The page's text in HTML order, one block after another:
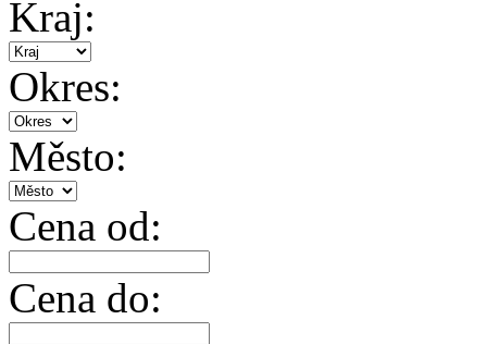
Kraj:
Okres:
Město:
Cena od:
Cena do: